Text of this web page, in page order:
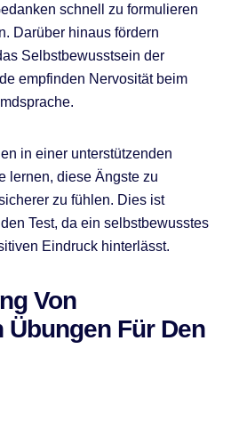
schnell zu formulieren
Darüber hinaus fördern
Selbstbewusstsein der
empfinden Nervosität beim
in einer unterstützenden
lernen, diese Ängste zu
zu fühlen. Dies ist
Test, da ein selbstbewusstes
Eindruck hinterlässt.
Von
Für Den